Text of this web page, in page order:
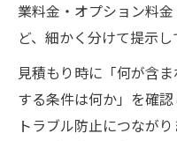
業料金・オプション料
ど、細かく分けて提示
見積もり時に「何が含
する条件は何か」を確
トラブル防止につなが